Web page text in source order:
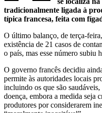
tradicionalmente ligada à
típica francesa, feita com
O último balanço, de terça-
existência de 21 casos de
o país, mas esse número subiu
O governo francês decidiu
permite às autoridades locais
incluindo os que são
doença, embora a medida seja
produtores por considerarem